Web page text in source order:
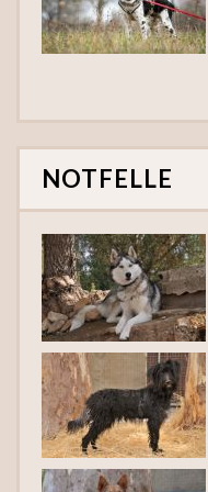
NOTFELLE